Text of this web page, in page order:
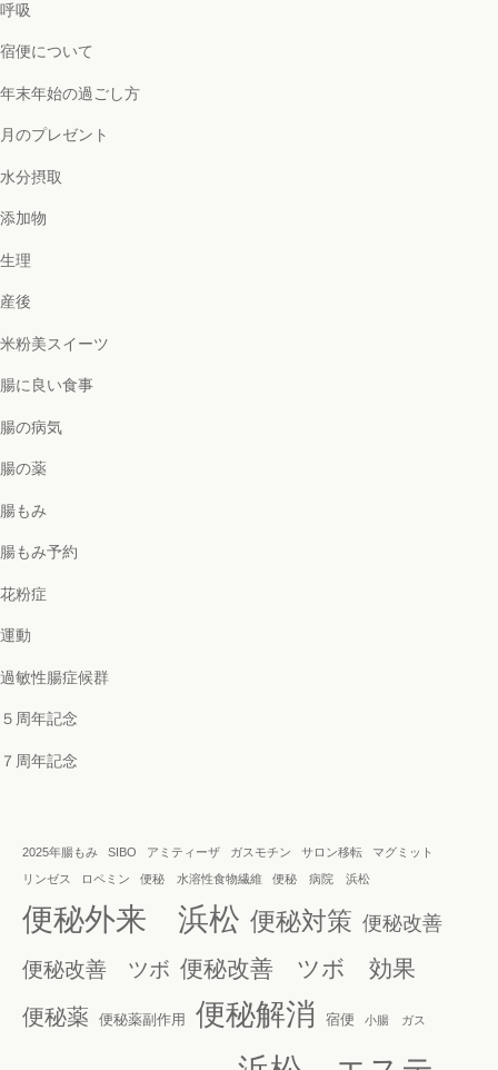
呼吸
宿便について
年末年始の過ごし方
月のプレゼント
水分摂取
添加物
生理
産後
米粉美スイーツ
腸に良い食事
腸の病気
腸の薬
腸もみ
腸もみ予約
花粉症
運動
過敏性腸症候群
５周年記念
７周年記念
2025年腸もみ SIBO アミティーザ ガスモチン サロン移転
マグミット
リンゼス
ロペミン 便秘 水溶性食物繊維 便秘 病院 浜松
便秘外来 浜松 便秘対策 便秘改善
便秘改善 ツボ 便秘改善 ツボ 効果
便秘薬 便秘薬副作用 便秘解消 宿便 小腸 ガス